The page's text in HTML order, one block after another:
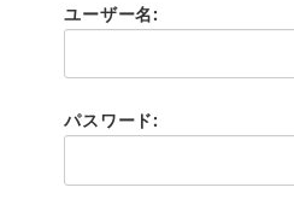
ユーザー名:
パスワード: